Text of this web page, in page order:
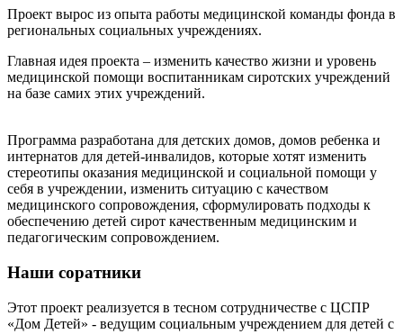
Проект вырос из опыта работы медицинской команды фонда в
региональных социальных учреждениях.
Главная идея проекта – изменить качество жизни и уровень
медицинской помощи воспитанникам сиротских учреждений
на базе самих этих учреждений.
Программа разработана для детских домов, домов ребенка и
интернатов для детей-инвалидов, которые хотят изменить
стереотипы оказания медицинской и социальной помощи у
себя в учреждении, изменить ситуацию с качеством
медицинского сопровождения, сформулировать подходы к
обеспечению детей сирот качественным медицинским и
педагогическим сопровождением.
Наши соратники
Этот проект реализуется в тесном сотрудничестве с ЦСПР
«Дом Детей» - ведущим социальным учреждением для детей с